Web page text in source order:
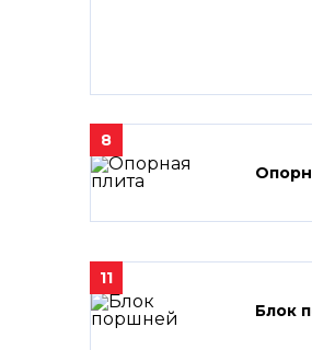
8
11
Блок